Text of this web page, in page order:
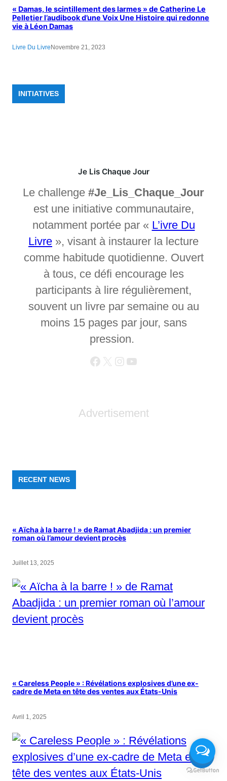
« Damas, le scintillement des larmes » de Catherine Le
Pelletier l’audibook d’une Voix Une Histoire qui redonne
vie à Léon Damas
Livre Du Livre Novembre 21, 2023
INITIATIVES
Je Lis Chaque Jour
Le challenge #Je_Lis_Chaque_Jour
est une initiative communautaire,
notamment portée par « L’ivre Du
Livre », visant à instaurer la lecture
comme habitude quotidienne. Ouvert
à tous, ce défi encourage les
participants à lire régulièrement,
souvent un livre par semaine ou au
moins 15 pages par jour, sans
pression.
Advertisement
RECENT NEWS
« Aïcha à la barre ! » de Ramat Abadjida : un premier
roman où l’amour devient procès
Juillet 13, 2025
« Careless People » : Révélations explosives d’une ex-
cadre de Meta en tête des ventes aux États-Unis
Avril 1, 2025